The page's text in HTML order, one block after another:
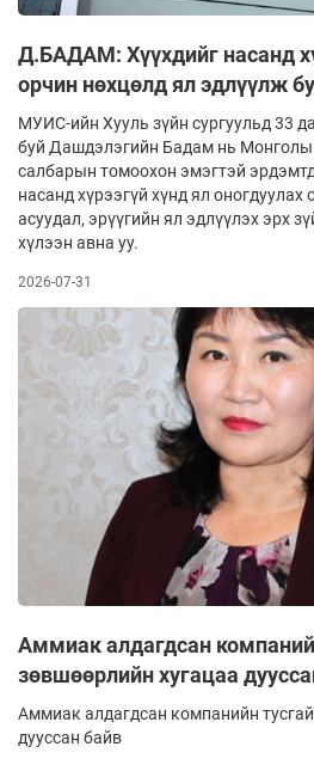
Д.БАДАМ: Хүүхдийг насанд
орчин нөхцөлд ял эдлүүлж
МУИС-ийн Хууль зүйн сургуульд 33
буй Дашдэлэгийн Бадам нь
салбарын томоохон эмэгтэй
насанд хүрээгүй хүнд ял оногдуулах
асуудал, эрүүгийн ял эдлүүлэх эрх
хүлээн авна уу.
2026-07-31
Аммиак алдагдсан
зөвшөөрлийн хугацаа
Аммиак алдагдсан компанийн
дууссан байв